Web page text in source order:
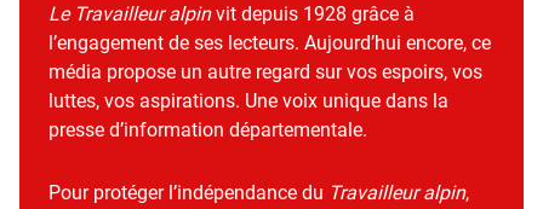
Le Travailleur alpinvit depuis 1928 grâce à
l’engagement de ses lecteurs. Aujourd’hui encore, ce
média propose un autre regard sur vos espoirs, vos
luttes, vos aspirations. Une voix unique dans la
presse d’information départementale.
Pour protéger l’indépendance du Travailleur alpin,